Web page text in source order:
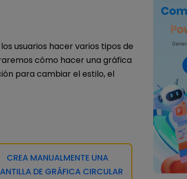
usuarios hacer varios tipos de
cómo hacer una gráfica
para cambiar el estilo, el
CREA MANUALMENTE UNA
DE GRÁFICA CIRCULAR